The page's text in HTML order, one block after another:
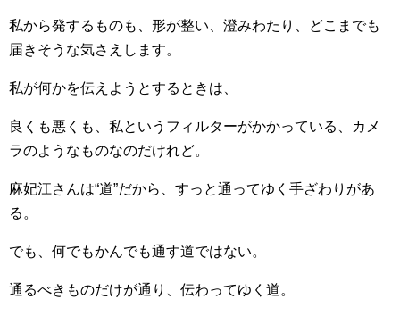
私から発するものも、形が整い、澄みわたり、どこまでも
届きそうな気さえします。
私が何かを伝えようとするときは、
良くも悪くも、私というフィルターがかかっている、カメ
ラのようなものなのだけれど。
麻妃江さんは“道”だから、すっと通ってゆく手ざわりがあ
る。
でも、何でもかんでも通す道ではない。
通るべきものだけが通り、伝わってゆく道。